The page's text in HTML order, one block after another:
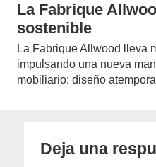
La Fabrique
sostenible
La Fabrique Allwood lleva
impulsando una nueva
mobiliario: diseño
Deja una